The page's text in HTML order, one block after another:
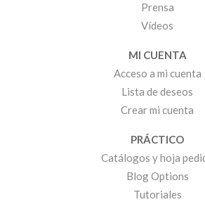
Prensa
Vídeos
MI CUENTA
Acceso a mi cuenta
Lista de deseos
Crear mi cuenta
PRÁCTICO
Catálogos y hoja
Blog Options
Tutoriales